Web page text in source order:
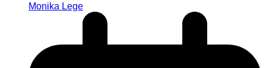
Monika Lege